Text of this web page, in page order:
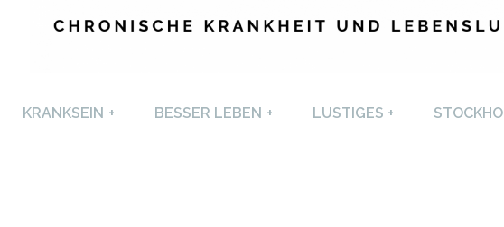
FRAU E. NOTIERT
LEBENSLUST
KRANKSEIN + BESSER LEBEN + LUSTIGES +